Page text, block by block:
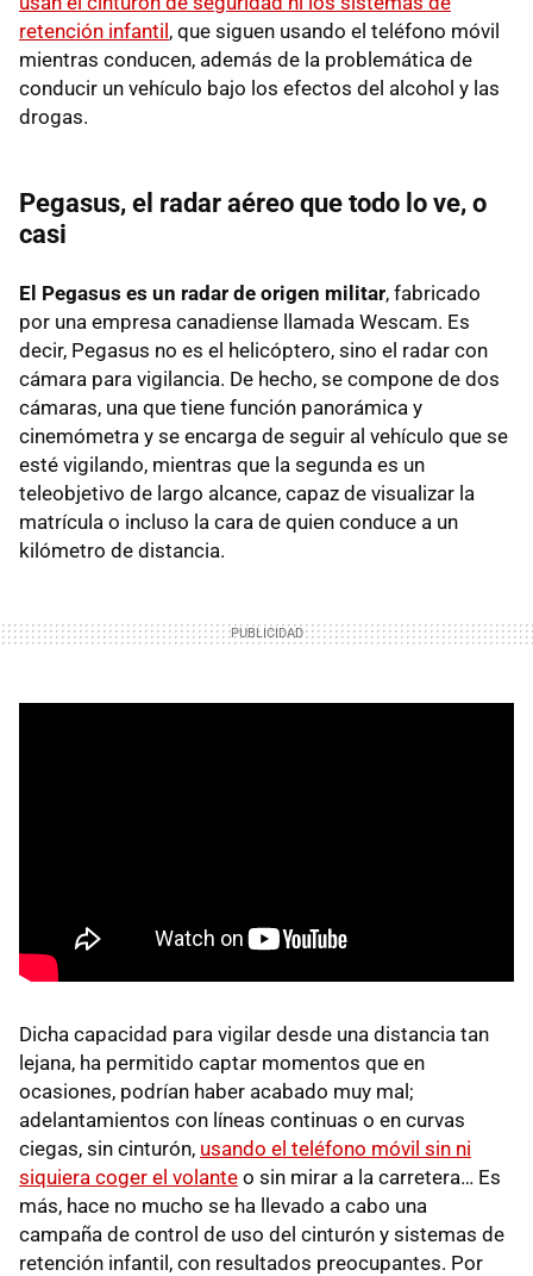
retención infantil, que siguen usando el teléfono móvil
mientras conducen, además de la problemática de
conducir un vehículo bajo los efectos del alcohol y las
drogas.
Pegasus, el radar aéreo que todo lo ve, o
casi
El Pegasus es un radar de origen militar, fabricado
por una empresa canadiense llamada Wescam. Es
decir, Pegasus no es el helicóptero, sino el radar con
cámara para vigilancia. De hecho, se compone de dos
cámaras, una que tiene función panorámica y
cinemómetra y se encarga de seguir al vehículo que se
esté vigilando, mientras que la segunda es un
teleobjetivo de largo alcance, capaz de visualizar la
matrícula o incluso la cara de quien conduce a un
kilómetro de distancia.
Dicha capacidad para vigilar desde una distancia tan
lejana, ha permitido captar momentos que en
ocasiones, podrían haber acabado muy mal;
adelantamientos con líneas continuas o en curvas
ciegas, sin cinturón, usando el teléfono móvil sin ni
siquiera coger el volante o sin mirar a la carretera… Es
más, hace no mucho se ha llevado a cabo una
campaña de control de uso del cinturón y sistemas de
retención infantil, con resultados preocupantes. Por